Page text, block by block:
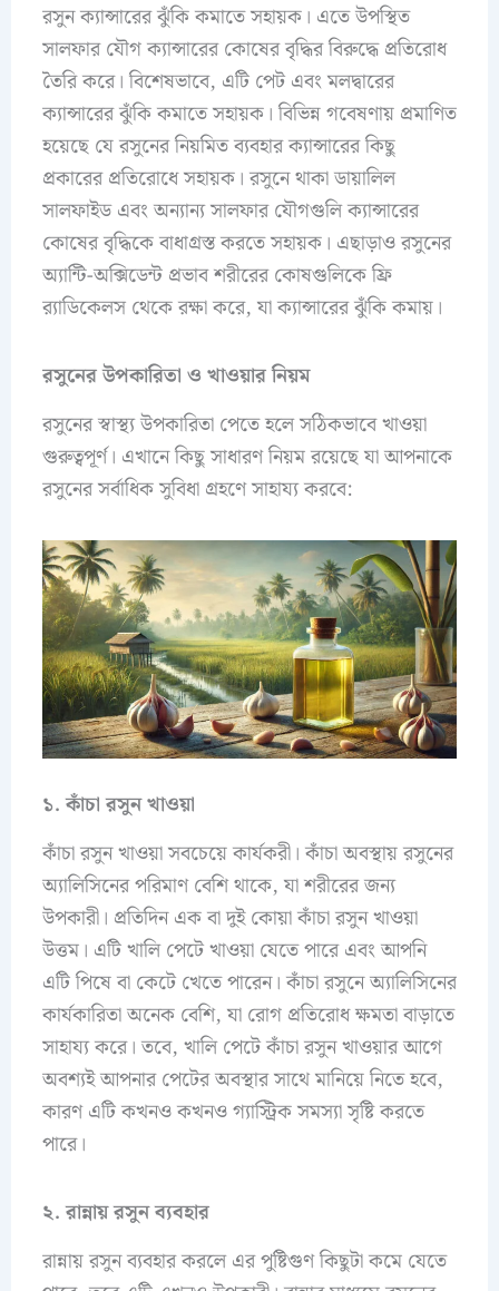
রসুন ক্যান্সারের ঝুঁকি কমাতে সহায়ক। এতে উপস্থিত
সালফার যৌগ ক্যান্সারের কোষের বৃদ্ধির বিরুদ্ধে প্রতিরোধ
তৈরি করে। বিশেষভাবে, এটি পেট এবং মলদ্বারের
ক্যান্সারের ঝুঁকি কমাতে সহায়ক। বিভিন্ন গবেষণায় প্রমাণিত
হয়েছে যে রসুনের নিয়মিত ব্যবহার ক্যান্সারের কিছু
প্রকারের প্রতিরোধে সহায়ক। রসুনে থাকা ডায়ালিল
সালফাইড এবং অন্যান্য সালফার যৌগগুলি ক্যান্সারের
কোষের বৃদ্ধিকে বাধাগ্রস্ত করতে সহায়ক। এছাড়াও রসুনের
অ্যান্টি-অক্সিডেন্ট প্রভাব শরীরের কোষগুলিকে ফ্রি
র‌্যাডিকেলস থেকে রক্ষা করে, যা ক্যান্সারের ঝুঁকি কমায়।
রসুনের উপকারিতা ও খাওয়ার নিয়ম
রসুনের স্বাস্থ্য উপকারিতা পেতে হলে সঠিকভাবে খাওয়া
গুরুত্বপূর্ণ। এখানে কিছু সাধারণ নিয়ম রয়েছে যা আপনাকে
রসুনের সর্বাধিক সুবিধা গ্রহণে সাহায্য করবে:
১. কাঁচা রসুন খাওয়া
কাঁচা রসুন খাওয়া সবচেয়ে কার্যকরী। কাঁচা অবস্থায় রসুনের
অ্যালিসিনের পরিমাণ বেশি থাকে, যা শরীরের জন্য
উপকারী। প্রতিদিন এক বা দুই কোয়া কাঁচা রসুন খাওয়া
উত্তম। এটি খালি পেটে খাওয়া যেতে পারে এবং আপনি
এটি পিষে বা কেটে খেতে পারেন। কাঁচা রসুনে অ্যালিসিনের
কার্যকারিতা অনেক বেশি, যা রোগ প্রতিরোধ ক্ষমতা বাড়াতে
সাহায্য করে। তবে, খালি পেটে কাঁচা রসুন খাওয়ার আগে
অবশ্যই আপনার পেটের অবস্থার সাথে মানিয়ে নিতে হবে,
কারণ এটি কখনও কখনও গ্যাস্ট্রিক সমস্যা সৃষ্টি করতে
পারে।
২. রান্নায় রসুন ব্যবহার
রান্নায় রসুন ব্যবহার করলে এর পুষ্টিগুণ কিছুটা কমে যেতে